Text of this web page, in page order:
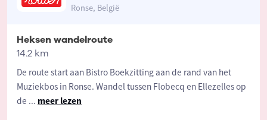
Ronse, België
Heksen wandelroute
14.2 km
De route start aan Bistro Boekzitting aan de rand van het
Muziekbos in Ronse. Wandel tussen Flobecq en Ellezelles op
de ... meer lezen